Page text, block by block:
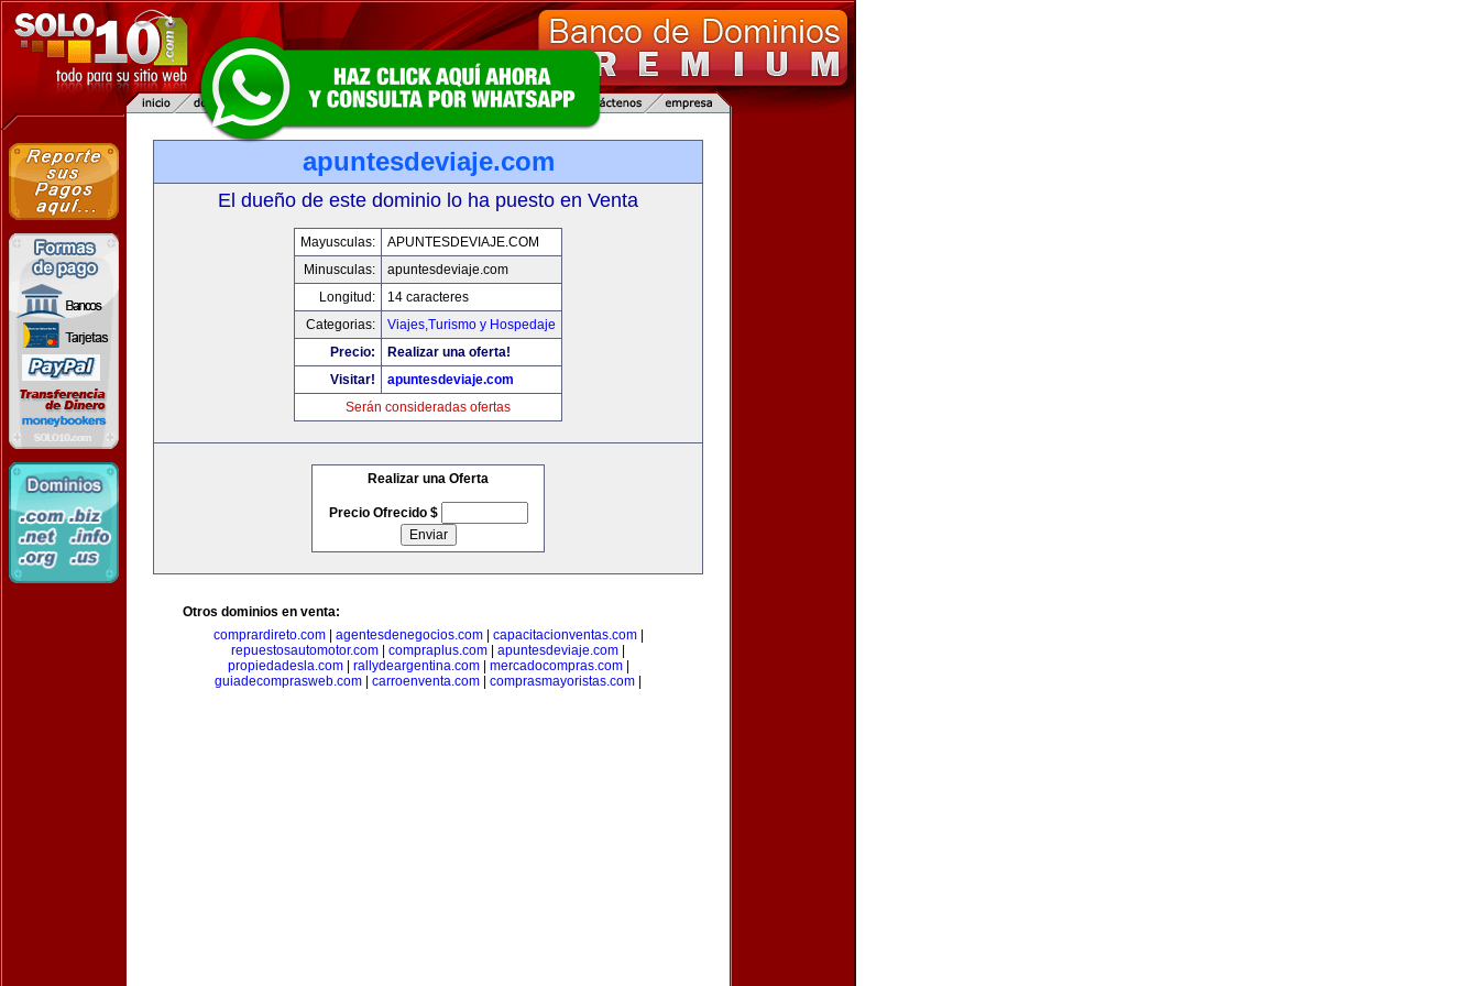
apuntesdeviaje.com
El dueño de este dominio lo ha puesto en Venta
Mayusculas:
APUNTESDEVIAJE.COM
Minusculas:
apuntesdeviaje.com
Longitud:
14 caracteres
Categorias:
Viajes,Turismo y Hospedaje
Precio:
Realizar una oferta!
Visitar!
apuntesdeviaje.com
Serán consideradas ofertas
Realizar una Oferta
Precio Ofrecido $
Otros dominios en venta:
comprardireto.com| agentesdenegocios.com| capacitacionventas.com|
repuestosautomotor.com
compraplus.com apuntesdeviaje.com
propiedadesla.com| rallydeargentina.com| mercadocompras.com|
guiadecomprasweb.com
carroenventa.com comprasmayoristas.com